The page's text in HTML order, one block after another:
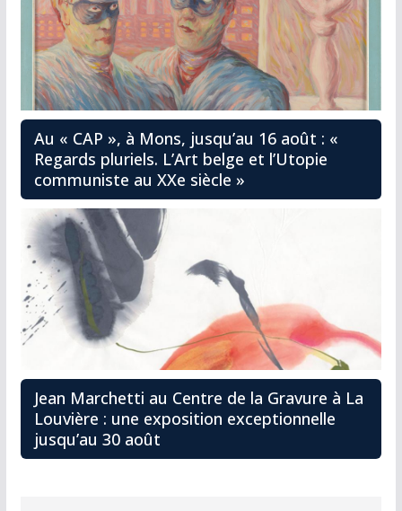
Au « CAP », à Mons, jusqu’au 16 août : «
Regards pluriels. L’Art belge et l’Utopie
communiste au XXe siècle »
Jean Marchetti au Centre de la Gravure à La
Louvière : une exposition exceptionnelle
jusqu’au 30 août